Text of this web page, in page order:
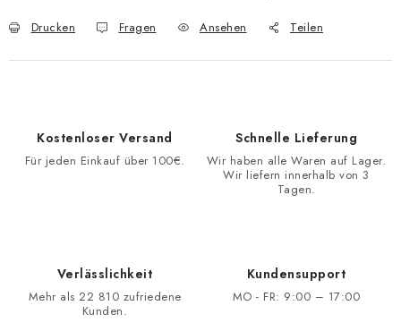
Drucken Fragen Ansehen Teilen
Kostenloser Versand
Für jeden Einkauf über 100€.
Schnelle Lieferung
Wir haben alle Waren auf Lager.
Wir liefern innerhalb von 3
Tagen.
Verlässlichkeit
Mehr als 22 810 zufriedene
Kunden.
Kundensupport
MO - FR: 9:00 – 17:00